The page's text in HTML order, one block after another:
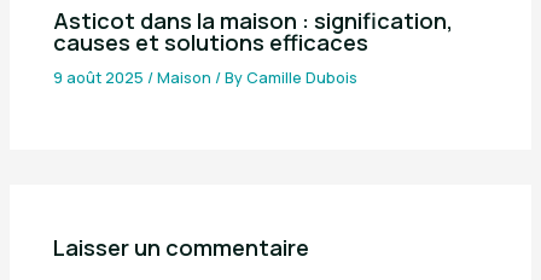
Asticot dans la maison : signification,
causes et solutions efficaces
9 août 2025/Maison / ByCamille Dubois
Laisser un commentaire